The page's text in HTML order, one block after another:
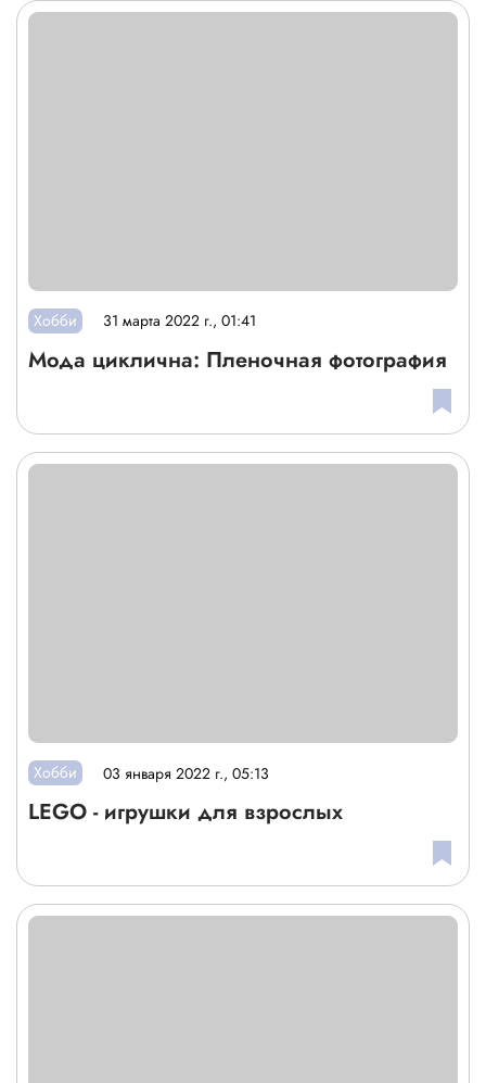
Хобби 31 марта 2022 г., 01:41
Мода циклична: Пленочная фотография
Хобби 03 января 2022 г., 05:13
LEGO - игрушки для взрослых